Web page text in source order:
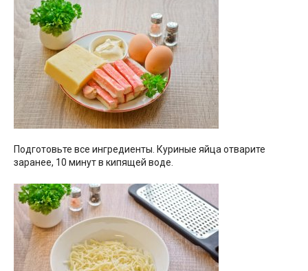
Подготовьте все ингредиенты. Куриные яйца отварите
заранее, 10 минут в кипящей воде.